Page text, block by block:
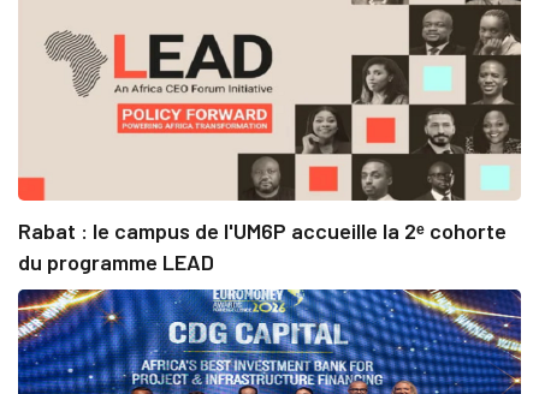
Rabat : le campus de l'UM6P accueille la 2ᵉ cohorte
du programme LEAD